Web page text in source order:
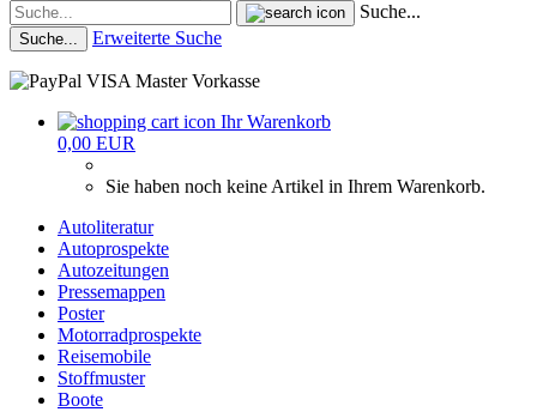
Suche...
Suche... Erweiterte Suche
Ihr Warenkorb
0,00 EUR
Sie haben noch keine Artikel in Ihrem Warenkorb.
Autoliteratur
Autoprospekte
Autozeitungen
Pressemappen
Poster
Motorradprospekte
Reisemobile
Stoffmuster
Boote